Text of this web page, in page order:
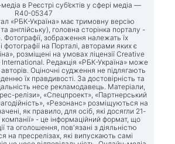
в Реєстрі суб’єктів у сфері медіа —
R40-05347
«РБК-Україна» має тримовну версію
англійську), головна сторінка порталу -
. Фотографії, зображення належать їх
на Порталі, авторами яких є
розміщені на умовах ліцензії Creative
Редакція «РБК-Україна» може
Оціночні судження не підлягають
їх правдивості. За достовірність та
несе рекламодавець. Матеріали,
релізи», «Спецпроект», «Партнерський
«Резонанс» розміщуються на
як правило, для осіб, які досягли 21-
компанії» - це інформаційний формат, що
та оголошення, пов'язані з діяльністю
на пресрелізах, які випускають самі